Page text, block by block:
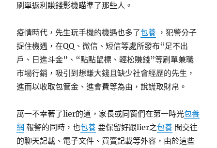
刷單返利賺錢影機瞄準了那些人。
疫情時代，先生玩手機的機遇也多了包養 ，犯警分子
捉住機遇，在QQ、微信、短信等處所發布“足不出
戶、日進斗金”、“點點鼠標、輕松賺錢”等刷單兼職
市場行銷，吸引到想賺大錢且缺少社會經歷的先生，
進而以收取包管金、進會費等為由，說謊取財帛。
萬一不幸著了lier的道，家長或同窗們在第一時光包養
網 報警的同時，也包養 要保留好跟lier之包養 間交往
的聊天記載、電子文件、買賣記載等外容，由於這些